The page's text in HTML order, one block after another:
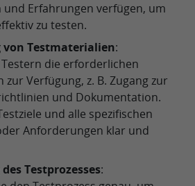
und Erfahrungen verfügen, um
zu testen.
Testmaterialien:
Testern die erforderlichen
Verfügung, z. B. Zugang zur
und Dokumentation.
und alle spezifischen
Anforderungen klar und
Testprozesses: